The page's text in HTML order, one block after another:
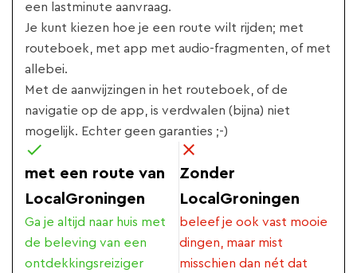
een lastminute aanvraag.
Je kunt kiezen hoe je een route wilt rijden; met
routeboek, met app met audio-fragmenten, of met
allebei.
Met de aanwijzingen in het routeboek, of de
navigatie op de app, is verdwalen (bijna) niet
mogelijk. Echter geen garanties ;-)
met een route van
LocalGroningen
Ga je altijd naar huis met
de beleving van een
ontdekkingsreiziger
Zonder
LocalGroningen
beleef je ook vast mooie
dingen, maar mist
misschien dan nét dat